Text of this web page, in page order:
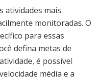
atividades mais
monitoradas. O
para essas
defina metas de
é possível
média e a